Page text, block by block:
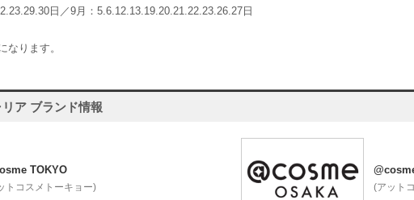
日／9月：5.6.12.13.19.20.21.22.23.26.27日
ります。
ア ブランド情報
TOKYO
トコスメトーキョー) (アット